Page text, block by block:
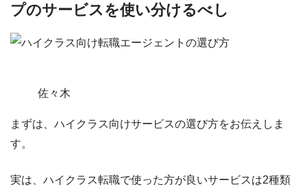
プのサービスを使い分けるべし
佐々木
まずは、ハイクラス向けサービスの選び方をお伝えしま
す。
実は、ハイクラス転職で使った方が良いサービスは2種類